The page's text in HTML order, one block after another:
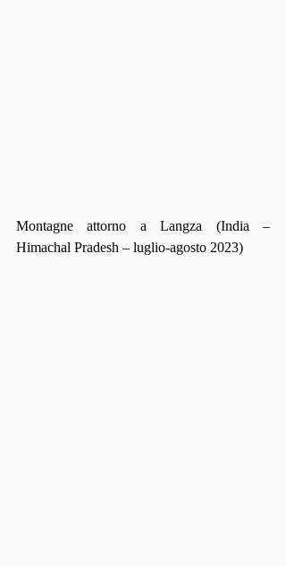
Montagne attorno a Langza (India –
Himachal Pradesh – luglio-agosto 2023)